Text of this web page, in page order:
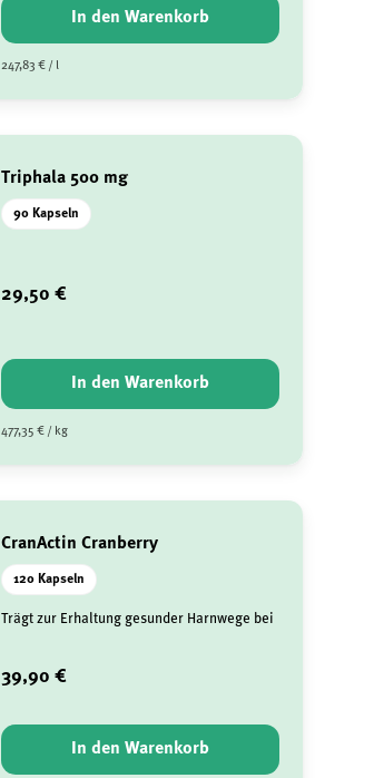
In den Warenkorb
247,83 € / l
Triphala 500 mg
90 Kapseln
29,50 €
In den Warenkorb
477,35 € / kg
CranActin Cranberry
120 Kapseln
Trägt zur Erhaltung gesunder Harnwege bei
39,90 €
In den Warenkorb